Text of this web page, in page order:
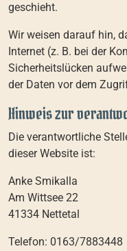
geschieht.
Wir weisen darauf hin,
Internet (z. B. bei der
Sicherheitslücken
der Daten vor dem
Hinweis zur
Die verantwortliche
dieser Website ist:
Anke Smikalla
Am Wittsee 22
41334 Nettetal
Telefon: 0163/7883448